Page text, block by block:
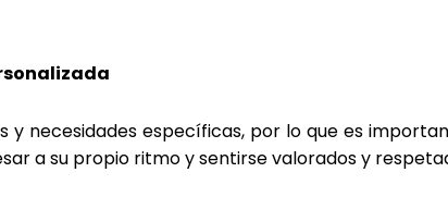
y necesidades específicas, por lo que es
a su propio ritmo y sentirse valorados y